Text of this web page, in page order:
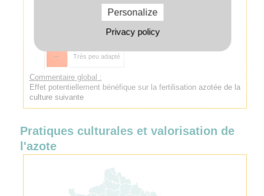
Peu adapté
-- Très peu adapté
Commentaire global :
Effet potentiellement bénéfique sur la fertilisation azotée de la
culture suivante
Pratiques culturales et valorisation de
l'azote
Personalize
Privacy policy